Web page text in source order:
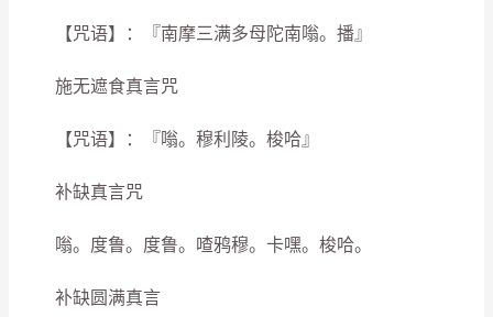
【咒语】：『南摩三满多母陀南嗡。播』
施无遮食真言咒
【咒语】：『嗡。穆利陵。梭哈』
补缺真言咒
嗡。度鲁。度鲁。喳鸦穆。卡嘿。梭哈。
补缺圆满真言